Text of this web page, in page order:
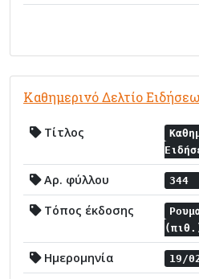
Καθημερινό Δελτίο
Τίτλος
Αρ. φύλλου 344
Τόπος έκδοσης
Ημερομηνία 19/